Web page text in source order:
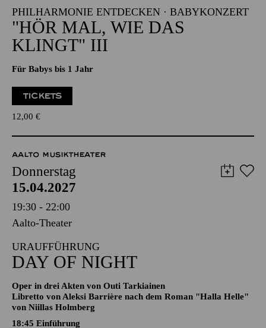
11:30 - 12:15
NATIONAL-BANK Pavillon
PHILHARMONIE ENTDECKEN · BABYKONZERT
"HÖR MAL, WIE DAS
Für Babys bis 1 Jahr
12,00€
AALTO MUSIKTHEATER
Donnerstag
15.04.2027
19:30 - 22:00
Aalto-Theater
URAUFFÜHRUNG
DAY OF NIGHT
Oper in drei Akten von Outi Tarkiainen